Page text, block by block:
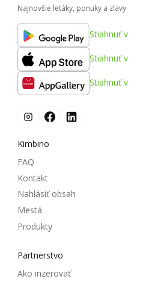
Najnovšie letáky, ponuky a zľavy
Stiahnuť v
Stiahnuť v
Stiahnuť v
Kimbino
FAQ
Kontakt
Nahlásiť obsah
Mestá
Produkty
Partnerstvo
Ako inzerovať